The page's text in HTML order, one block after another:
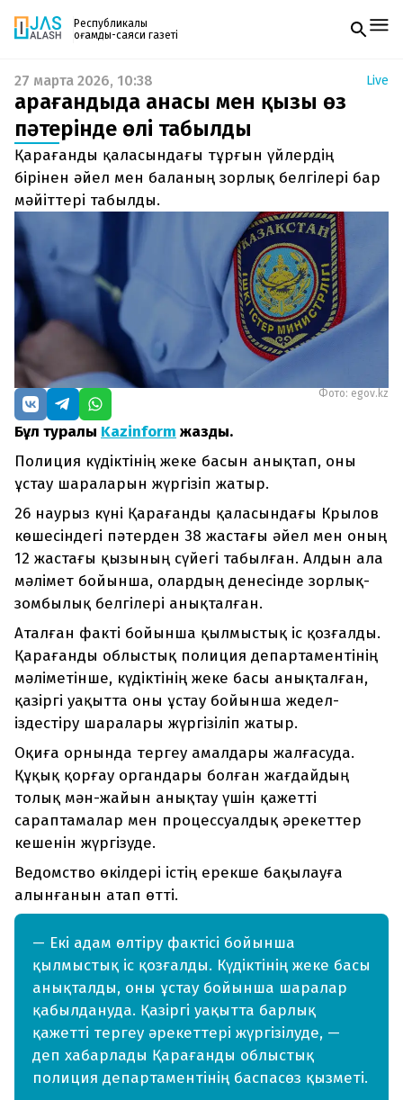
Республикалық
қоғамдық-саяси газеті
Жаңалықтар
Спорт
Live
Руханият
Аймақ
Архив
Заң және тәртіп
Редакциямен байланыс
+7 708 604 51 06
Жарнама бөлімі
+7 701 220 64 52
Пошта
zhasalash100@gmail.com
Газетке жазылу
PDF форматтағы газетті ай сайын электронды
поштаңызға алып отырыңыз. Жаңа нөмір
шыққан сәтте сізге бірден жіберіледі. Тек email
енгізіңіз, біз қалғанын өзіміз жібереміз.
27 марта 2026, 10:38 Live
Қарағандыда анасы мен қызы өз
пәтерінде өлі табылды
Қарағанды қаласындағы тұрғын үйлердің
бірінен әйел мен баланың зорлық белгілері бар
мәйіттері табылды.
Фото: egov.kz
Бұл туралы Kazinform жазды.
Полиция күдіктінің жеке басын анықтап, оны
ұстау шараларын жүргізіп жатыр.
26 наурыз күні Қарағанды қаласындағы Крылов
көшесіндегі пәтерден 38 жастағы әйел мен оның
12 жастағы қызының сүйегі табылған. Алдын ала
мәлімет бойынша, олардың денесінде зорлық-
зомбылық белгілері анықталған.
Аталған факті бойынша қылмыстық іс қозғалды.
Қарағанды облыстық полиция департаментінің
мәліметінше, күдіктінің жеке басы анықталған,
қазіргі уақытта оны ұстау бойынша жедел-
іздестіру шаралары жүргізіліп жатыр.
Оқиға орнында тергеу амалдары жалғасуда.
Құқық қорғау органдары болған жағдайдың
толық мән-жайын анықтау үшін қажетті
сараптамалар мен процессуалдық әрекеттер
кешенін жүргізуде.
Ведомство өкілдері істің ерекше бақылауға
алынғанын атап өтті.
— Екі адам өлтіру фактісі бойынша
қылмыстық іс қозғалды. Күдіктінің жеке басы
анықталды, оны ұстау бойынша шаралар
қабылдануда. Қазіргі уақытта барлық
қажетті тергеу әрекеттері жүргізілуде, —
деп хабарлады Қарағанды облыстық
полиция департаментінің баспасөз қызметі.